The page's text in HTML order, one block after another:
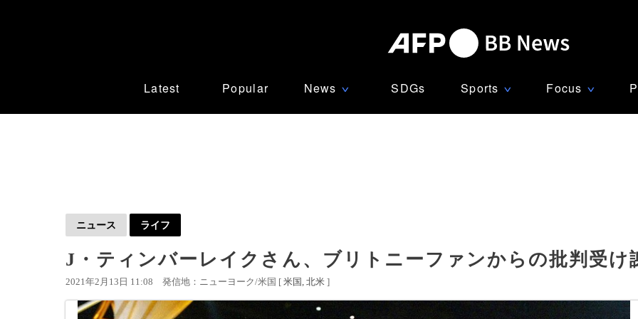
Latest Popular News ∨ SDGs Sports ∨ Focus ∨
ニュース ライフ
J・ティンバーレイクさん、ブリトニーファンからの批判受け
2021年2月13日 11:08 発信地：ニューヨーク/米国 [ 米国 北米 ]